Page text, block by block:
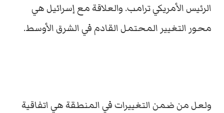
الرئيس الأمريكي ترامب. والعلاقة مع إسرائيل هي
محور التغيير المحتمل القادم في الشرق الأوسط.
ولعل من ضمن التغييرات في المنطقة هي اتفاقية